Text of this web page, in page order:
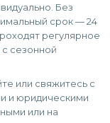
Без
срок — 24
регулярное
сезонной
или свяжитесь с
и юридическими
или на